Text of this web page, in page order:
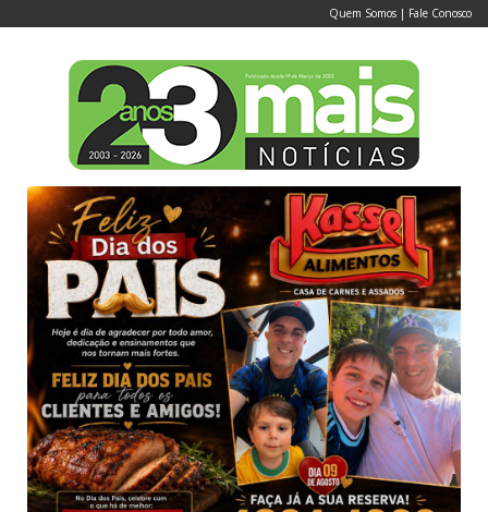
Quem Somos | Fale Conosco